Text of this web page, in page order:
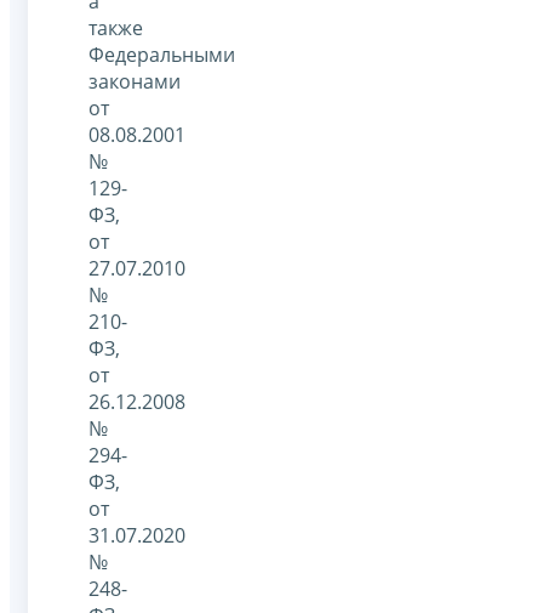
также
Федеральными
законами
от
08.08.2001
№
129-
ФЗ,
от
27.07.2010
№
210-
ФЗ,
от
26.12.2008
№
294-
ФЗ,
от
31.07.2020
№
248-